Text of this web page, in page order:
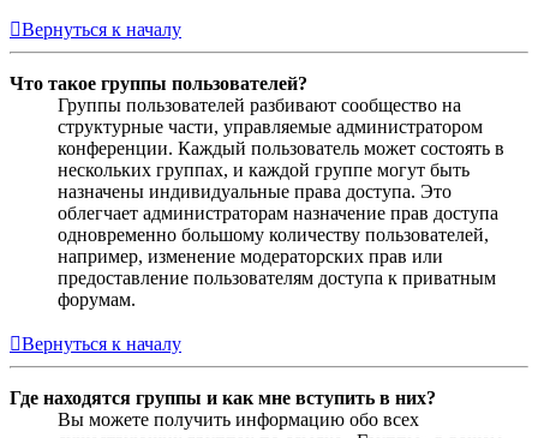
Вернуться к началу
Что такое группы пользователей?
Группы пользователей разбивают сообщество на
структурные части, управляемые администратором
конференции. Каждый пользователь может состоять в
нескольких группах, и каждой группе могут быть
назначены индивидуальные права доступа. Это
облегчает администраторам назначение прав доступа
одновременно большому количеству пользователей,
например, изменение модераторских прав или
предоставление пользователям доступа к приватным
форумам.
Вернуться к началу
Где находятся группы и как мне вступить в них?
Вы можете получить информацию обо всех